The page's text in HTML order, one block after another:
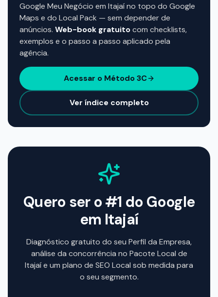
Google Meu Negócio em Itajaí no topo do Google
Maps e do Local Pack — sem depender de
anúncios. Web-book gratuitocom checklists,
exemplos e o passo a passo aplicado pela
agência.
Acessar o Método 3C
Ver índice completo
Quero ser o #1 do Google
em Itajaí
Diagnóstico gratuito do seu Perfil da Empresa,
análise da concorrência no Pacote Local de
Itajaíe um plano de SEO Local sob medida para
o seu segmento.